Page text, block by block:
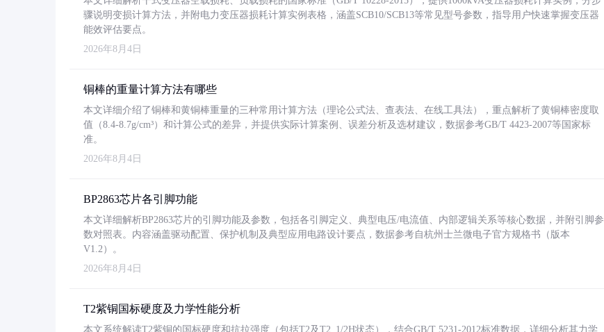
骤说明变损计算方法，并附电力变压器损耗计算实例表格，涵盖SCB10/SCB13等常见型号参数，指导用户快速掌握变压器
能效评估要点。
2026年8月4日
铜棒的重量计算方法有哪些
本文详细介绍了铜棒和黄铜棒重量的三种常用计算方法（理论公式法、查表法、在线工具法），重点解析了黄铜棒密度取
值（8.4-8.7g/cm³）和计算公式的差异，并提供实际计算案例、误差分析及选材建议，数据参考GB/T 4423-2007等国家标
准。
2026年8月4日
BP2863芯片各引脚功能
本文详细解析BP2863芯片的引脚功能及参数，包括各引脚定义、典型电压/电流值、内部逻辑关系等核心数据，并附引脚参
数对照表。内容涵盖驱动配置、保护机制及典型应用电路设计要点，数据参考自杭州士兰微电子官方规格书（版本
V1.2）。
2026年8月4日
T2紫铜国标硬度及力学性能分析
本文系统解读T2紫铜的国标硬度和抗拉强度（包括T2及T2_1/2H状态），结合GB/T 5231-2012标准数据，详细分析其力学